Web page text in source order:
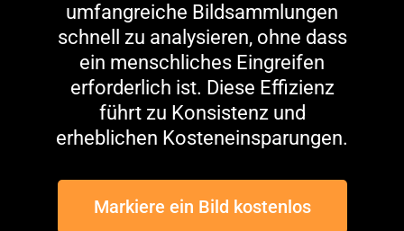
umfangreiche Bildsammlungen
schnell zu analysieren, ohne dass
ein menschliches Eingreifen
erforderlich ist. Diese Effizienz
führt zu Konsistenz und
erheblichen Kosteneinsparungen.
Markiere ein Bild kostenlos